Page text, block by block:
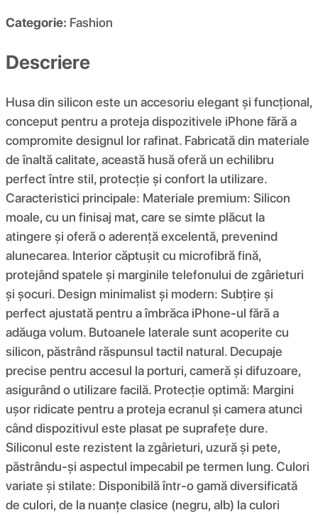
Categorie: Fashion
Descriere
Husa din silicon este un accesoriu elegant și funcțional,
conceput pentru a proteja dispozitivele iPhone fără a
compromite designul lor rafinat. Fabricată din materiale
de înaltă calitate, această husă oferă un echilibru
perfect între stil, protecție și confort la utilizare.
Caracteristici principale: Materiale premium: Silicon
moale, cu un finisaj mat, care se simte plăcut la
atingere și oferă o aderență excelentă, prevenind
alunecarea. Interior căptușit cu microfibră fină,
protejând spatele și marginile telefonului de zgârieturi
și șocuri. Design minimalist și modern: Subțire și
perfect ajustată pentru a îmbrăca iPhone-ul fără a
adăuga volum. Butoanele laterale sunt acoperite cu
silicon, păstrând răspunsul tactil natural. Decupaje
precise pentru accesul la porturi, cameră și difuzoare,
asigurând o utilizare facilă. Protecție optimă: Margini
ușor ridicate pentru a proteja ecranul și camera atunci
când dispozitivul este plasat pe suprafețe dure.
Siliconul este rezistent la zgârieturi, uzură și pete,
păstrându-și aspectul impecabil pe termen lung. Culori
variate și stilate: Disponibilă într-o gamă diversificată
de culori, de la nuanțe clasice (negru, alb) la culori